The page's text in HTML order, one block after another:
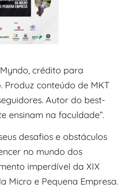
crédito para
Produz conteúdo de MKT
Autor do best-
ensinam na faculdade”.
desafios e obstáculos
no mundo dos
imperdível da XIX
Micro e Pequena Empresa.